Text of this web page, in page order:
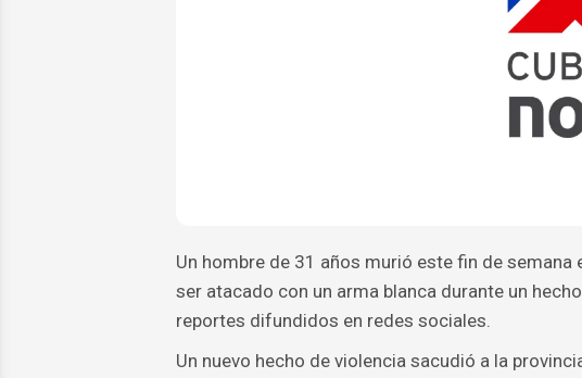
Un hombre de 31 años murió este fin de semana
ser atacado con un arma blanca durante un
reportes difundidos en redes sociales.
Un nuevo hecho de violencia sacudió a la